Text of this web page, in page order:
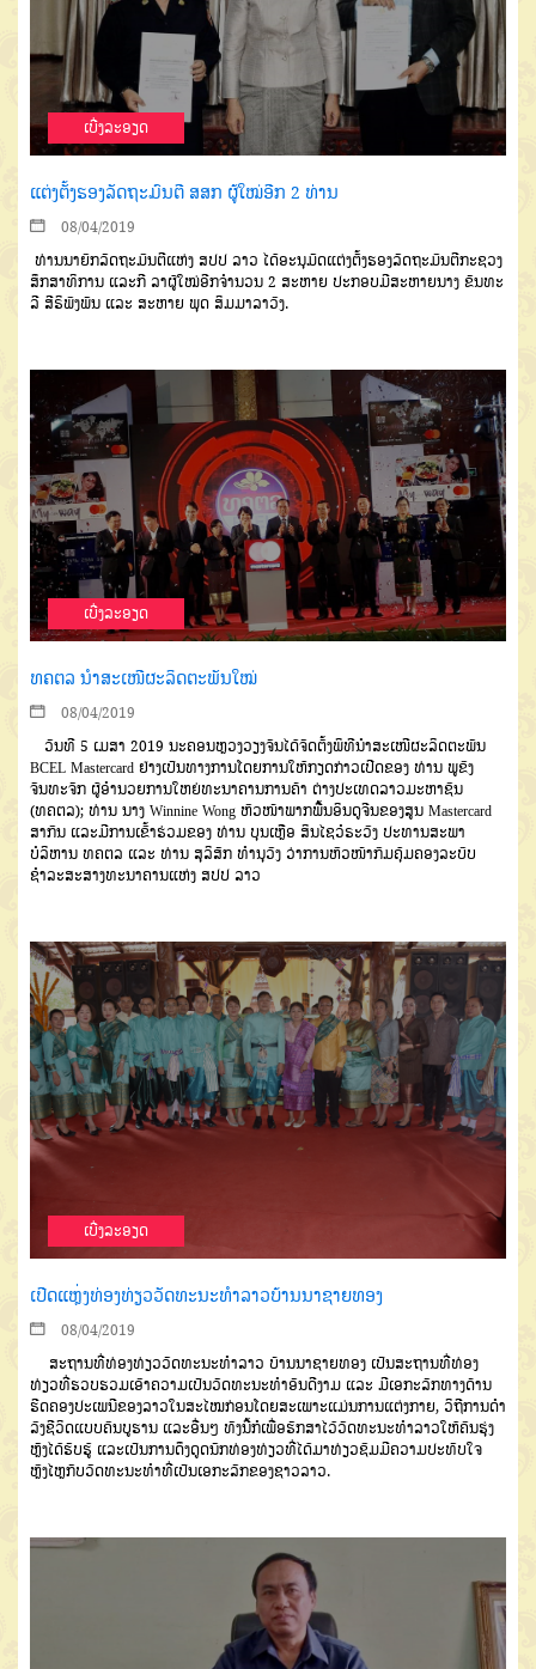
ເບີ່ງລະອຽດ
ແຕ່ງຕັ້ງຮອງລັດຖະມົນຕີ ສສກ ຜູ້ໃໝ່ອີກ 2 ທ່ານ
08/04/2019
ທ່ານນາຍົກລັດຖະມົນຕີແຫ່ງ ສປປ ລາວ ໄດ້ອະນຸມັດແຕ່ງຕັ້ງຮອງລັດຖະມົນຕີກະຊວງ
ສຶກສາທິການ ແລະກີ ລາຜູ້ໃໝ່ອີກຈຳນວນ 2 ສະຫາຍ ປະກອບມີສະຫາຍນາງ ຂັນທະ
ລີ ສີຣິພົງພັນ ແລະ ສະຫາຍ ພຸດ ສິມມາລາວົງ.
ເບີ່ງລະອຽດ
ທຄຕລ ນຳສະເໜີຜະລິດຕະພັນໃໝ່
08/04/2019
ວັນທີ 5 ເມສາ 2019 ນະຄອນຫຼວງວຽງຈັນໄດ້ຈັດຕັ້ງພິທີນຳສະເໜີຜະລິດຕະພັນ
BCEL Mastercard ຢ່າງເປັນທາງການໂດຍການໃຫ້ກຽດກ່າວເປີດຂອງ ທ່ານ ພູຂົງ
ຈັນທະຈັກ ຜູ້ອຳນວຍການໃຫຍ່ທະນາຄານການຄ້າ ຕ່າງປະເທດລາວມະຫາຊົນ
(ທຄຕລ); ທ່ານ ນາງ Winnine Wong ຫົວໜ້າພາກພື້ນອິນດູຈີນຂອງສູນ Mastercard
ສາກົນ ແລະມີການເຂົ້າຮ່ວມຂອງ ທ່ານ ບຸນເຫຼືອ ສິນໄຊວໍຣະວົງ ປະທານສະພາ
ບໍລິຫານ ທຄຕລ ແລະ ທ່ານ ສຸລິສັກ ທຳນຸວົງ ວ່າການຫົວໜ້າກົມຄຸ້ມຄອງລະບົບ
ຊຳລະສະສາງທະນາຄານແຫ່ງ ສປປ ລາວ
ເບີ່ງລະອຽດ
ເປີດແຫຼ່ງທ່ອງທ່ຽວວັດທະນະທຳລາວບ້ານນາຊາຍທອງ
08/04/2019
ສະຖານທີ່ທ່ອງທ່ຽວວັດທະນະທໍາລາວ ບ້ານນາຊາຍທອງ ເປັນສະຖານທີ່ທ່ອງ
ທ່ຽວທີ່ຮວບຮວມເອົາຄວາມເປັນວັດທະນະທໍາອັນດີງາມ ແລະ ມີເອກະລັກທາງດ້ານ
ຮີດຄອງປະເພນີຂອງລາວໃນສະໄໝກ່ອນໂດຍສະເພາະແມ່ນການແຕ່ງກາຍ, ວິຖີການດໍາ
ລົງຊີວິດແບບຄົນບູຮານ ແລະອື່ນໆ ທັງນີ້ກໍເພື່ອຮັກສາໄວ້ວັດທະນະທໍາລາວໃຫ້ຄົນຮຸ່ງ
ຫຼັງໄດ້ຮັບຮູ້ ແລະເປັນການດຶງດູດນັກທ່ອງທ່ຽວທີ່ໄດ້ມາທ່ຽວຊົມມີຄວາມປະທັບໃຈ
ຫຼົງໄຫຼກັບວັດທະນະທໍາທີ່ເປັນເອກະລັກຂອງຊາວລາວ.